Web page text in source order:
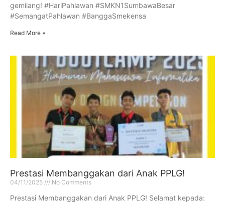
gemilang! #HariPahlawan #SMKN1SumbawaBesar
#SemangatPahlawan #BanggaSmekensa
Read More »
Prestasi Membanggakan dari Anak PPLG!
04/11/2025 No Comments
Prestasi Membanggakan dari Anak PPLG! Selamat kepada: